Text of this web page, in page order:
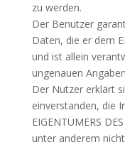
zu werden.
Der Benutzer
Daten, die er dem
und ist allein
ungenauen
Der Nutzer erklärt
einverstanden, die
EIGENTÜMERS
unter anderem